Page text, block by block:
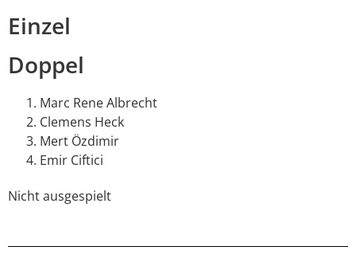
Einzel
Doppel
Marc Rene Albrecht
Clemens Heck
Mert Özdimir
Emir Ciftici
Nicht ausgespielt